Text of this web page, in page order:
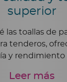
superior
las toallas de
tenderos,
y rendimiento
Leer más